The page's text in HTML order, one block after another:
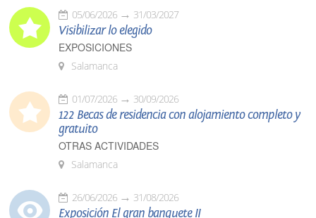
05/06/2026 31/03/2027
Visibilizar lo elegido
EXPOSICIONES
Salamanca
01/07/2026 30/09/2026
122 Becas de residencia con alojamiento completo y
gratuito
OTRAS ACTIVIDADES
Salamanca
26/06/2026 31/08/2026
Exposición El gran banquete II